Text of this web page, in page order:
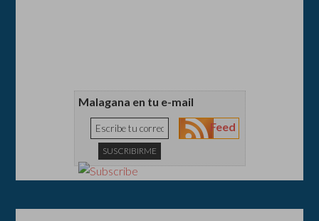
Malagana en tu e-mail
Feed